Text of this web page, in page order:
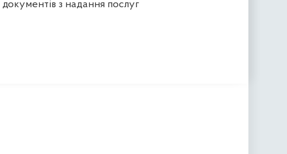
з надання послуг